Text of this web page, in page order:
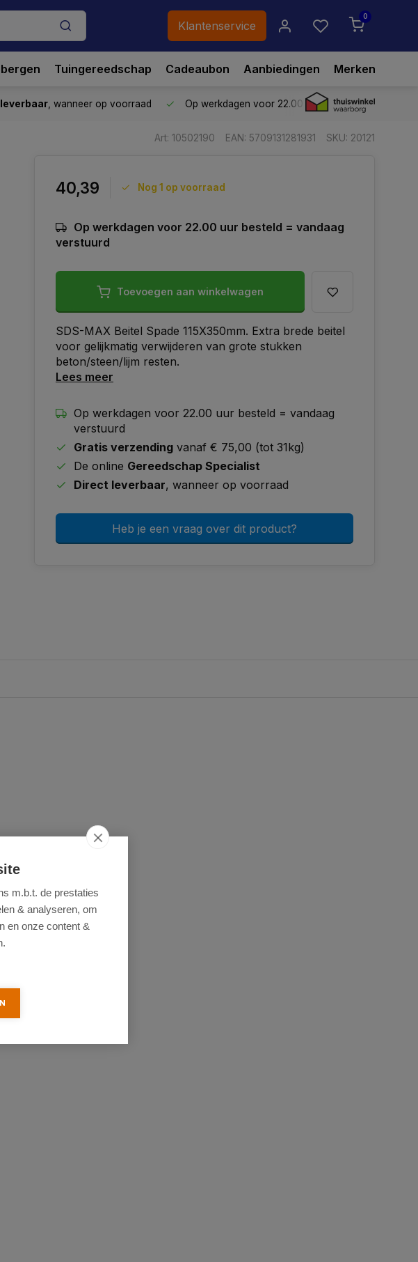
Klantenservice
0
Tuingereedschap Cadeaubon Aanbiedingen Merken
, wanneer op voorraad Op werkdagen voor 22.00 uur besteld,vandaag
Art: 10502190 EAN: 5709131281931 SKU: 20121
40,39 Nog 1 op voorraad
Op werkdagen voor 22.00 uur besteld = vandaag
verstuurd
Toevoegen aan winkelwagen
SDS-MAX Beitel Spade 115X350mm. Extra brede beitel
voor gelijkmatig verwijderen van grote stukken
beton/steen/lijm resten.
Lees meer
Op werkdagen voor 22.00 uur besteld = vandaag
verstuurd
Gratis verzending vanaf € 75,00 (tot 31kg)
De online Gereedschap Specialist
Direct leverbaar, wanneer op voorraad
Heb je een vraag over dit product?
m.b.t. de prestaties
& analyseren, om
en onze content &